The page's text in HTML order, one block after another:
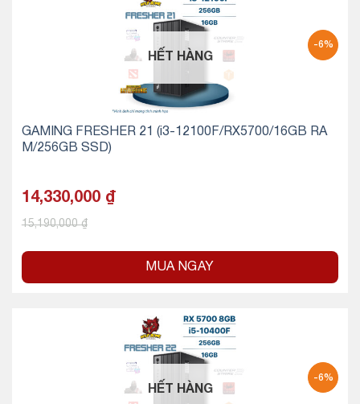
-6%
HẾT HÀNG
GAMING FRESHER 21 (i3-12100F/RX5700/16GB RA
M/256GB SSD)
14,330,000 ₫
15,190,000₫
MUA NGAY
-6%
HẾT HÀNG